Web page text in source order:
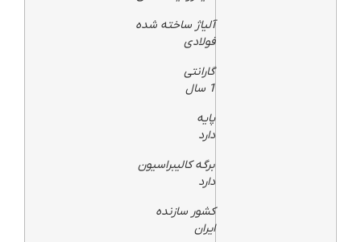
آلیاژ ساخته شده
فولادی
گارانتی
1 سال
پایه
دارد
برگه کالیبراسیون
دارد
کشور سازنده
ایران